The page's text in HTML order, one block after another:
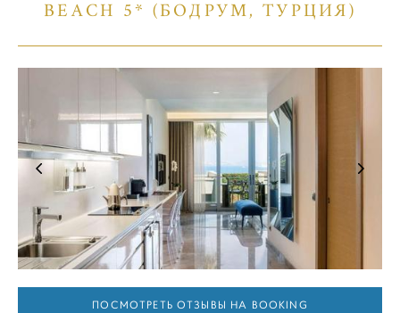
BEACH 5* (БОДРУМ, ТУРЦИЯ)
ПОСМОТРЕТЬ ОТЗЫВЫ НА BOOKING